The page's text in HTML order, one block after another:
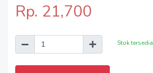
Rp. 21,700
Stok tersedia